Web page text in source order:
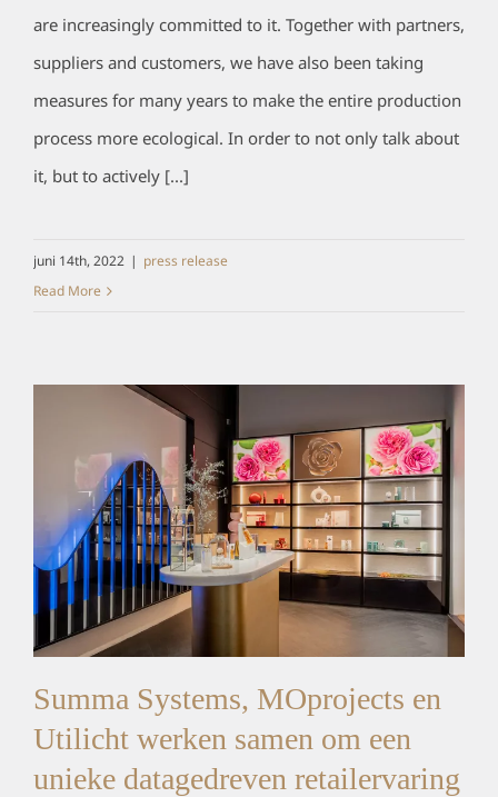
are increasingly committed to it. Together with partners,
suppliers and customers, we have also been taking
measures for many years to make the entire production
process more ecological. In order to not only talk about
it, but to actively [...]
juni 14th, 2022 | press release
Read More
Summa Systems, MOprojects en
Utilicht werken samen om een ​​
unieke datagedreven retailervaring